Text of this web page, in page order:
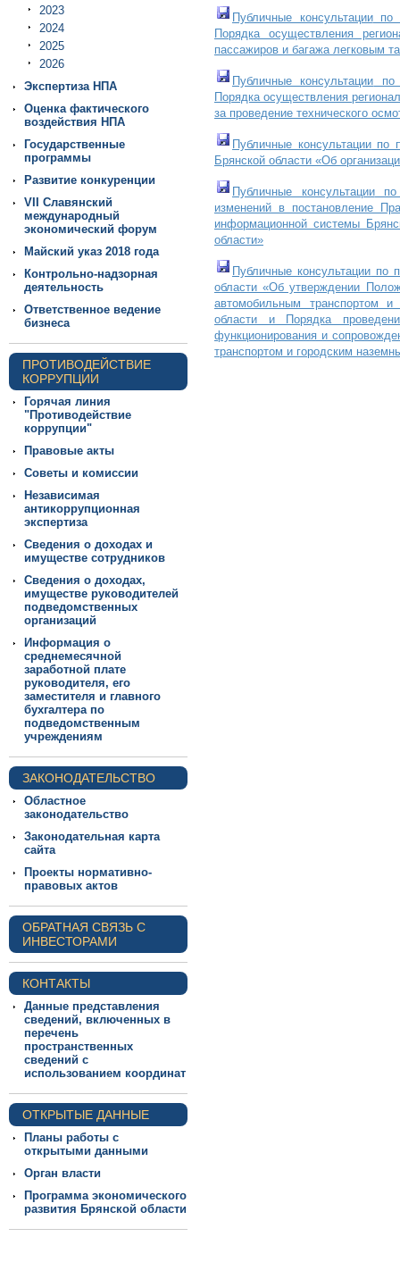
2023
2024
2025
2026
Экспертиза НПА
Оценка фактического
воздействия НПА
Государственные
программы
Развитие конкуренции
VII Славянский
международный
экономический форум
Майский указ 2018 года
Контрольно-надзорная
деятельность
Ответственное ведение
бизнеса
ПРОТИВОДЕЙСТВИЕ
КОРРУПЦИИ
Горячая линия
"Противодействие
коррупции"
Правовые акты
Советы и комиссии
Независимая
антикоррупционная
экспертиза
Сведения о доходах и
имуществе сотрудников
Сведения о доходах,
имуществе руководителей
подведомственных
организаций
Информация о
среднемесячной
заработной плате
руководителя, его
заместителя и главного
бухгалтера по
подведомственным
учреждениям
ЗАКОНОДАТЕЛЬСТВО
Областное
законодательство
Законодательная карта
сайта
Проекты нормативно-
правовых актов
ОБРАТНАЯ СВЯЗЬ С
ИНВЕСТОРАМИ
КОНТАКТЫ
Данные представления
сведений, включенных в
перечень
пространственных
сведений с
использованием координат
ОТКРЫТЫЕ ДАННЫЕ
Планы работы с
открытыми данными
Орган власти
Программа экономического
развития Брянской области
Публичные консультациипо
Порядка осуществления
пассажиров и багажа легковым
Публичные консультации по
Порядка осуществления
за проведение технического
Публичные консультациипо
Брянской области «Об
Публичные консультациипо
изменений в постановление
информационной системы
области»
Публичные консультации по
области «Об утверждении
автомобильным транспортом и
области и Порядка
функционирования и
транспортом и городским